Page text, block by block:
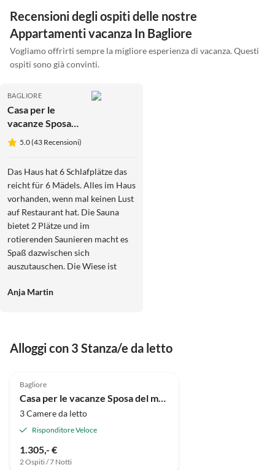
Recensioni degli ospiti delle nostre
Appartamenti vacanza In Bagliore
Vogliamo offrirti sempre la migliore esperienza di vacanza. Questi
ospiti sono già convinti.
BAGLIORE
Casa per le
vacanze Sposa
del mare
5.0 (43 Recensioni)
Das Haus hat 6 Schlafplätze das
reicht für 6 Mädels. Alles im Haus
vorhanden, wenn mal keinen Lust
auf Restaurant hat. Die Sauna
bietet 2 Plätze und im
rotierenden Saunieren macht es
Spaß dazwischen sich
auszutauschen. Die Wiese ist
nach der Sauna. Wir haben
zu Fuß. Einkaufen ist im Ort
Anja Martin
Alloggi con 3 Stanza/e da letto
Bagliore
3 Camere da letto
Risponditore Veloce
1.305,- €
2 Ospiti / 7 Notti